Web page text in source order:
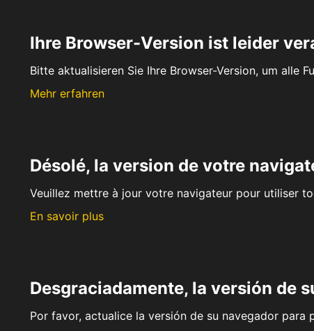
Ihre Browser-Version ist leider
Bitte aktualisieren Sie Ihre Browser-Version, um alle
Mehr erfahren
Désolé, la version de votre
Veuillez mettre à jour votre navigateur pour utiliser
En savoir plus
Desgraciadamente, la versión de
Por favor, actualice la versión de su navegador